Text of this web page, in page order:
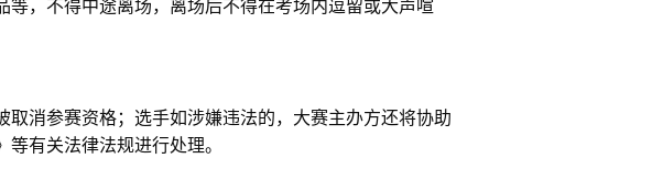
，不得中途离场，离场后不得在考场内逗留或大声喧
消参赛资格；选手如涉嫌违法的，大赛主办方还将协助
有关法律法规进行处理。